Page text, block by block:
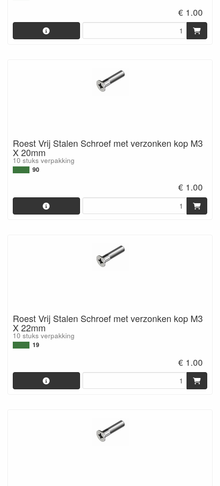
€ 1.00
Roest Vrij Stalen Schroef met verzonken kop M3
X 20mm
10 stuks verpakking
90
€ 1.00
Roest Vrij Stalen Schroef met verzonken kop M3
X 22mm
10 stuks verpakking
19
€ 1.00